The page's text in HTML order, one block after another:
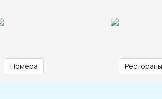
Номера Рестораны